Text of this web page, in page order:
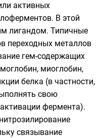
активных
В этой
лигандом. Типичные
переходных металлов
гем-содержащих
, миоглобин,
белка (в частности,
свою
фермента).
связывание